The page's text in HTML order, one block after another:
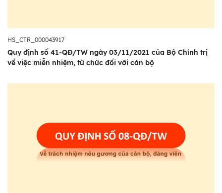
HS_CTR_000043917
Quy định số 41-QĐ/TW ngày 03/11/2021 của Bộ Chính trị
về việc miễn nhiệm, từ chức đối với cán bộ